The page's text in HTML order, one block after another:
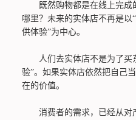
既然购物都是在线上完成
哪里？未来的实体店不再是以
供体验”为中心。
人们去实体店不是为了买
验”。如果实体店依然把自己
在的价值。
消费者的需求，已经从对